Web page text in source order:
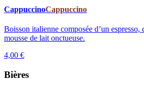
CappuccinoCappuccino
Boisson italienne composée d’un espresso,
mousse de lait onctueuse.
4,00 €
Bières